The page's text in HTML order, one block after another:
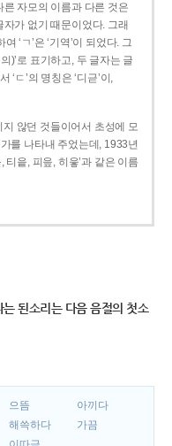
른 자모의 이름과 다른 것은
자가 없기 때문이었다. 그래
‘ㄱ’은 ‘기역’이 되었다. 그
의)’로 표기하고, 두 글자는 글
‘ㄷ’의 명칭은 ‘디귿’이,
지 않던 것들이어서 초성에 모
가를 나타내 주었는데, 1933년
티읕, 피읖, 히읗’과 같은 이름
된소리는 다음 음절의 첫소
으뜸
아끼다
해쓱하다
가끔